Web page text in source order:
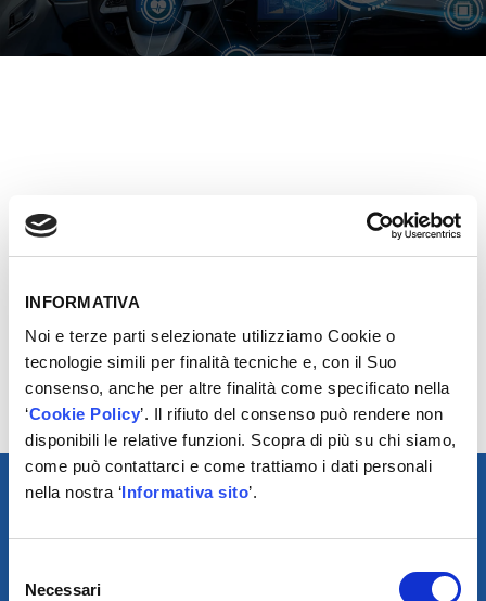
INFORMATIVA
Noi e terze parti selezionate utilizziamo Cookie o
tecnologie simili per finalità tecniche e, con il Suo
consenso, anche per altre finalità come specificato nella
‘Cookie Policy’. Il rifiuto del consenso può rendere non
disponibili le relative funzioni. Scopra di più su chi siamo,
come può contattarci e come trattiamo i dati personali
nella nostra ‘Informativa sito’.
delNecessari
Il marchio MOOG® rende i sistemi di sterzo e le
sospensioni semplici con soluzioni di facile utilizzo per
Moog® è progettato per riparare i sistemi di sterzo e le
sospensioni in modo semplice e con una gamma in
continua espansione. Ogni prodotto Moog® è
rigorosamente testato secondo i più alti standard ed è
completo di tutto il necessario per l’installazione.